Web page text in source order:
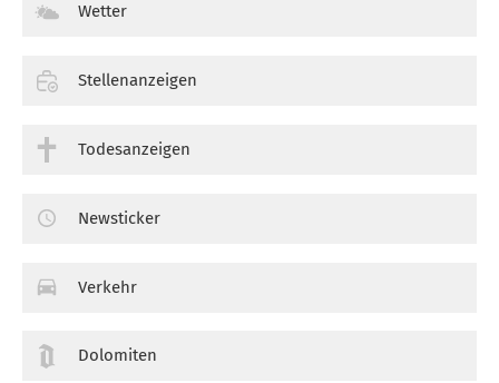
Wetter
Stellenanzeigen
Todesanzeigen
Newsticker
Verkehr
Dolomiten